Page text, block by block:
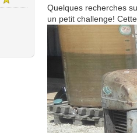
Quelques recherches
un petit challenge!